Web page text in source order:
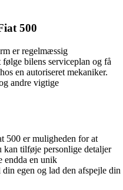
500
er regelmæssig
bilens serviceplan og få
en autoriseret mekaniker.
andre vigtige
500 er muligheden for at
kan tilføje personlige detaljer
endda en unik
egen og lad den afspejle din